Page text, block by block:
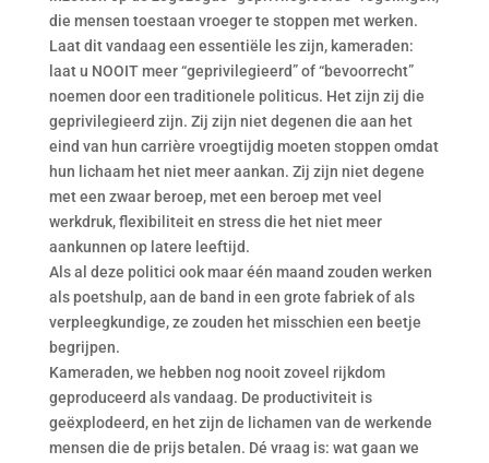
die mensen toestaan vroeger te stoppen met werken.
Laat dit vandaag een essentiële les zijn, kameraden:
laat u NOOIT meer “geprivilegieerd” of “bevoorrecht”
noemen door een traditionele politicus. Het zijn zij die
geprivilegieerd zijn. Zij zijn niet degenen die aan het
eind van hun carrière vroegtijdig moeten stoppen omdat
hun lichaam het niet meer aankan. Zij zijn niet degene
met een zwaar beroep, met een beroep met veel
werkdruk, flexibiliteit en stress die het niet meer
aankunnen op latere leeftijd.
Als al deze politici ook maar één maand zouden werken
als poetshulp, aan de band in een grote fabriek of als
verpleegkundige, ze zouden het misschien een beetje
begrijpen.
Kameraden, we hebben nog nooit zoveel rijkdom
geproduceerd als vandaag. De productiviteit is
geëxplodeerd, en het zijn de lichamen van de werkende
mensen die de prijs betalen. Dé vraag is: wat gaan we